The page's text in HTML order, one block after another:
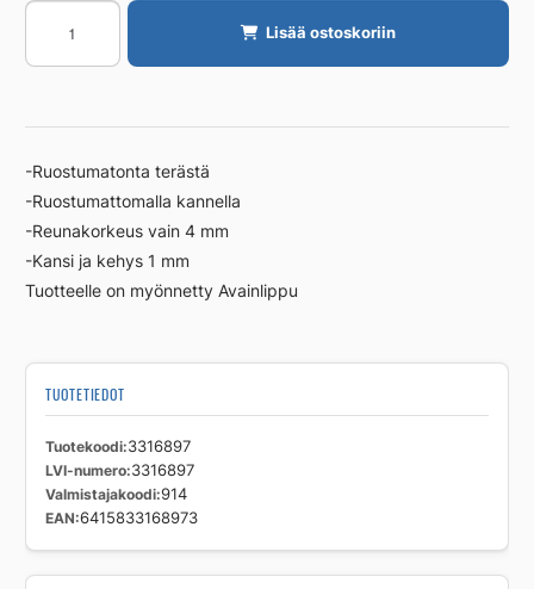
Kehyslaatta
MERIKA
197×197/RST
Lisää ostoskoriin
-Ruostumatonta terästä
-Ruostumattomalla kannella
-Reunakorkeus vain 4 mm
-Kansi ja kehys 1 mm
Tuotteelle on myönnetty Avainlippu
TUOTETIEDOT
Tuotekoodi 3316897
LVI-numero 3316897
Valmistajakoodi 914
EAN 6415833168973